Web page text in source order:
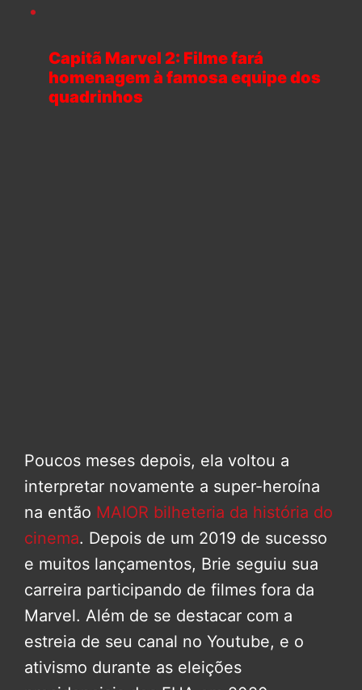
Capitã Marvel 2: Filme fará
homenagem à famosa equipe dos
quadrinhos
Poucos meses depois, ela voltou a
interpretar novamente a super-heroína
na então MAIOR bilheteria da história do
cinema. Depois de um 2019 de sucesso
e muitos lançamentos, Brie seguiu sua
carreira participando de filmes fora da
Marvel. Além de se destacar com a
estreia de seu canal no Youtube, e o
ativismo durante as eleições